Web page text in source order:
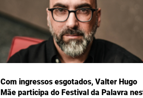
Com ingressos esgotados, Valter Hugo
Mãe participa do Festival da Palavra